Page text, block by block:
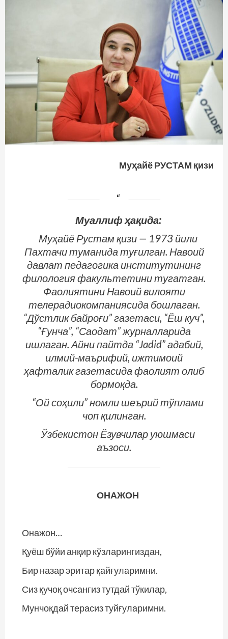
Муҳайё РУСТАМ қизи
Муаллиф ҳақида:
Муҳайё Рустам қизи — 1973 йили
Пахтачи туманида туғилган. Навоий
давлат педагогика институтининг
филология факультетини тугатган.
Фаолиятини Навоий вилояти
телерадиокомпаниясида бошлаган.
“Дўстлик байроғи” газетаси, “Ёш куч”,
“Ғунча”, “Саодат” журналларида
ишлаган. Айни пайт­да “Jadid” адабий,
илмий-маърифий, ижтимоий
ҳафталик газетасида фаолият олиб
бормоқда.
“Ой соҳили” номли шеърий тўплами
чоп қилинган.
Ўзбекистон Ёзувчилар уюшмаси
аъзоси.
ОНАЖОН
Онажон…
Қуёш бўйи анқир кўзларингиздан,
Бир назар эритар қайғуларимни.
Сиз қучоқ очсангиз тутдай тўкилар,
Мунчоқдай терасиз туйғуларимни.